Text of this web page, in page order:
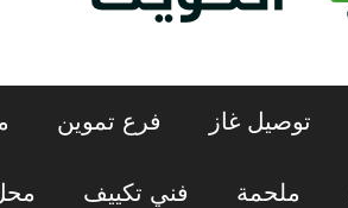
توصيل غاز فرع تموين
ملحمة فني تكييف